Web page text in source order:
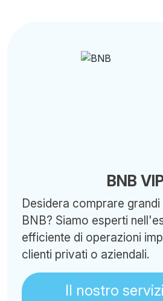
BNB
Desidera comprare grandi
BNB? Siamo esperti
efficiente di operazioni
clienti privati o aziendali.
Il nostro